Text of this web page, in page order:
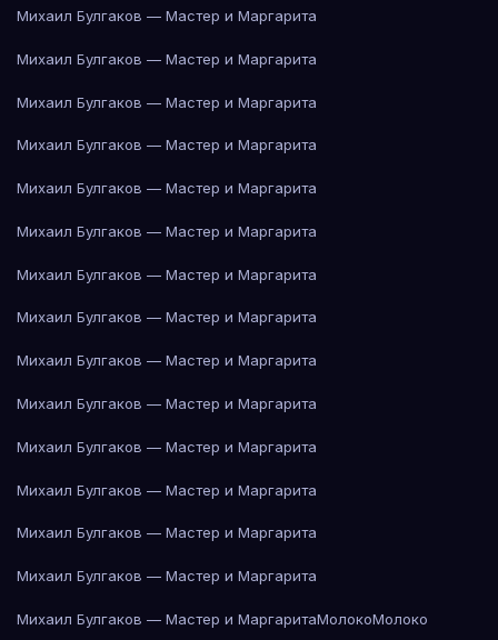
Михаил Булгаков — Мастер и Маргарита
Михаил Булгаков — Мастер и Маргарита
Михаил Булгаков — Мастер и Маргарита
Михаил Булгаков — Мастер и Маргарита
Михаил Булгаков — Мастер и Маргарита
Михаил Булгаков — Мастер и Маргарита
Михаил Булгаков — Мастер и Маргарита
Михаил Булгаков — Мастер и Маргарита
Михаил Булгаков — Мастер и Маргарита
Михаил Булгаков — Мастер и Маргарита
Михаил Булгаков — Мастер и Маргарита
Михаил Булгаков — Мастер и Маргарита
Михаил Булгаков — Мастер и Маргарита
Михаил Булгаков — Мастер и Маргарита
Михаил Булгаков — Мастер и МаргаритаМолокоМолоко